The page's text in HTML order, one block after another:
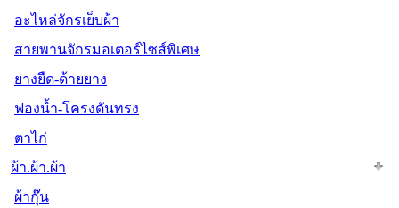
อะไหล่จักรเย็บผ้า
สายพานจักรมอเตอร์ไซส์พิเศษ
ยางยืด-ด้ายยาง
ฟองน้ำ-โครงดันทรง
ตาไก่
ผ้า.ผ้า.ผ้า
ผ้ากุ๊น